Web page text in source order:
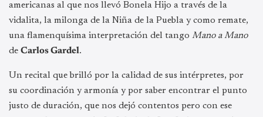
americanas al que nos llevó Bonela Hijo a través de la
vidalita, la milonga de la Niña de la Puebla y como remate,
una flamenquísima interpretación del tango Mano a Mano
de Carlos Gardel.
Un recital que brilló por la calidad de sus intérpretes, por
su coordinación y armonía y por saber encontrar el punto
justo de duración, que nos dejó contentos pero con ese